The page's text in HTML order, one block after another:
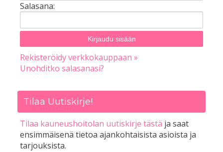
Salasana:
Rekisteröidy verkkokauppaan »
Unohditko salasanasi?
Tilaa Uutiskirje!
Tilaa kauneushoitolan uutiskirje tästä ja saat
ensimmäisenä tietoa ajankohtaisista asioista ja
tarjouksista.